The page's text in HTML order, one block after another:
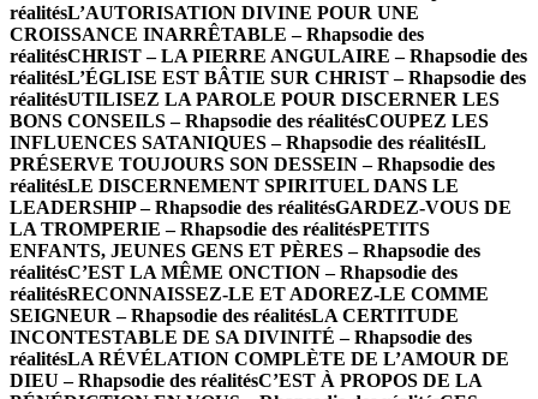
réalitésL’AUTORISATION DIVINE POUR UNE
CROISSANCE INARRÊTABLE – Rhapsodie des
réalitésCHRIST – LA PIERRE ANGULAIRE – Rhapsodie des
réalitésL’ÉGLISE EST BÂTIE SUR CHRIST – Rhapsodie des
réalitésUTILISEZ LA PAROLE POUR DISCERNER LES
BONS CONSEILS – Rhapsodie des réalitésCOUPEZ LES
INFLUENCES SATANIQUES – Rhapsodie des réalitésIL
PRÉSERVE TOUJOURS SON DESSEIN – Rhapsodie des
réalitésLE DISCERNEMENT SPIRITUEL DANS LE
LEADERSHIP – Rhapsodie des réalitésGARDEZ-VOUS DE
LA TROMPERIE – Rhapsodie des réalitésPETITS
ENFANTS, JEUNES GENS ET PÈRES – Rhapsodie des
réalitésC’EST LA MÊME ONCTION – Rhapsodie des
réalitésRECONNAISSEZ-LE ET ADOREZ-LE COMME
SEIGNEUR – Rhapsodie des réalitésLA CERTITUDE
INCONTESTABLE DE SA DIVINITÉ – Rhapsodie des
réalitésLA RÉVÉLATION COMPLÈTE DE L’AMOUR DE
DIEU – Rhapsodie des réalitésC’EST À PROPOS DE LA